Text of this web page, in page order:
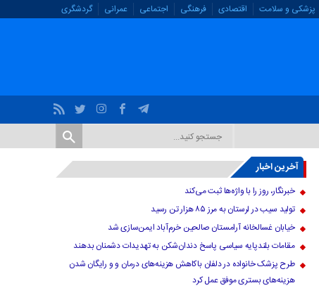
پزشکی و سلامت اقتصادی فرهنگی اجتماعی عمرانی گردشگری
آخرین اخبار
خبرنگار، روز را با واژه‌ها ثبت می‌کند
تولید سیب در لرستان به مرز ۸۵ هزار تن رسید
خیابان غسالخانه آرامستان صالحین خرم‌آباد ایمن‌سازی شد
مقامات بلندپایه سیاسی پاسخ دندان‌شکن به تهدیدات دشمنان بدهند
طرح پزشک خانواده در دلفان باکاهش هزینه‌های درمان و و رایگان شدن
هزینه‌های بستری موفق عمل کرد